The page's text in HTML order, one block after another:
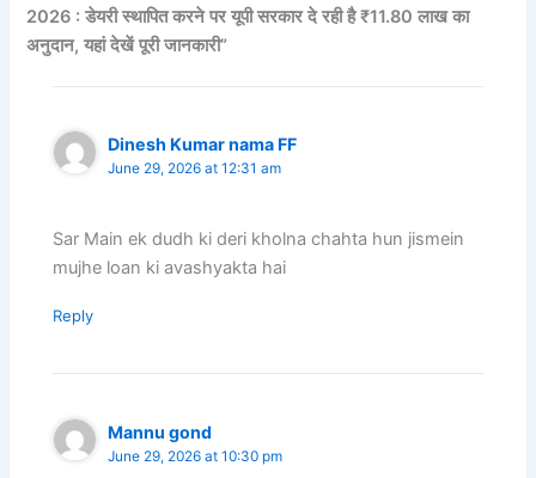
2026 : डेयरी स्थापित करने पर यूपी सरकार दे रही है ₹11.80 लाख का
अनुदान, यहां देखें पूरी जानकारी”
Dinesh Kumar nama FF
June 29, 2026 at 12:31 am
Sar Main ek dudh ki deri kholna chahta hun jismein
mujhe loan ki avashyakta hai
Reply
Mannu gond
June 29, 2026 at 10:30 pm